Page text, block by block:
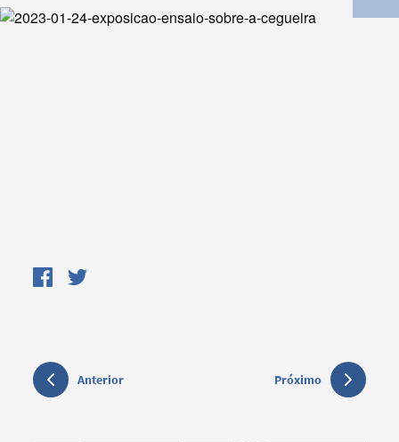
Categorias gerais
Anterior Próximo